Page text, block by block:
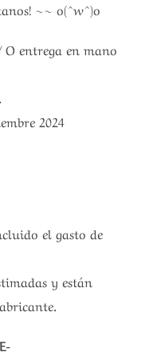
~~ o(^w^)o
O entrega en mano
2024
el gasto de
y están